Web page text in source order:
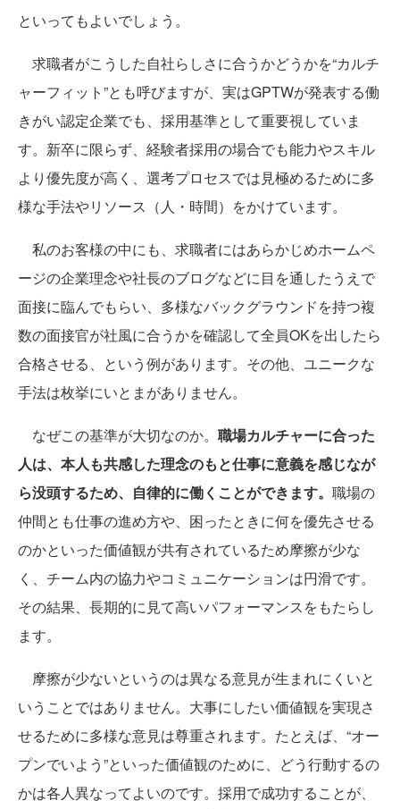
といってもよいでしょう。
求職者がこうした自社らしさに合うかどうかを“カルチ
ャーフィット”とも呼びますが、実はGPTWが発表する働
きがい認定企業でも、採用基準として重要視していま
す。新卒に限らず、経験者採用の場合でも能力やスキル
より優先度が高く、選考プロセスでは見極めるために多
様な手法やリソース（人・時間）をかけています。
私のお客様の中にも、求職者にはあらかじめホームペ
ージの企業理念や社長のブログなどに目を通したうえで
面接に臨んでもらい、多様なバックグラウンドを持つ複
数の面接官が社風に合うかを確認して全員OKを出したら
合格させる、という例があります。その他、ユニークな
手法は枚挙にいとまがありません。
なぜこの基準が大切なのか。 職場カルチャーに合った
人は、本人も共感した理念のもと仕事に意義を感じなが
ら没頭するため、自律的に働くことができます。 職場の
仲間とも仕事の進め方や、困ったときに何を優先させる
のかといった価値観が共有されているため摩擦が少な
く、チーム内の協力やコミュニケーションは円滑です。
その結果、長期的に見て高いパフォーマンスをもたらし
ます。
摩擦が少ないというのは異なる意見が生まれにくいと
いうことではありません。大事にしたい価値観を実現さ
せるために多様な意見は尊重されます。たとえば、“オー
プンでいよう”といった価値観のために、どう行動するの
かは各人異なってよいのです。採用で成功することが、